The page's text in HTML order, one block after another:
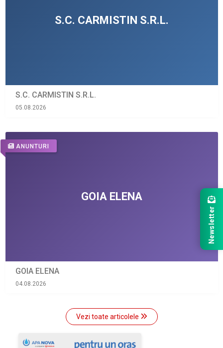
S.C. CARMISTIN S.R.L.
05.08.2026
ANUNTURI
GOIA ELENA
04.08.2026
Vezi toate articolele
Newsletter